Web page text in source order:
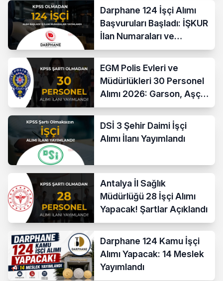
Darphane 124 İşçi Alımı
Başvuruları Başladı: İŞKUR
İlan Numaraları ve
Başvuru Ekranı
EGM Polis Evleri ve
Müdürlükleri 30 Personel
Alımı 2026: Garson, Aşçı,
Temizlik ve Teknik
Kadrolar
DSİ 3 Şehir Daimi İşçi
Alımı İlanı Yayımlandı
Antalya İl Sağlık
Müdürlüğü 28 İşçi Alımı
Yapacak! Şartlar Açıklandı
Darphane 124 Kamu İşçi
Alımı Yapacak: 14 Meslek
Yayımlandı